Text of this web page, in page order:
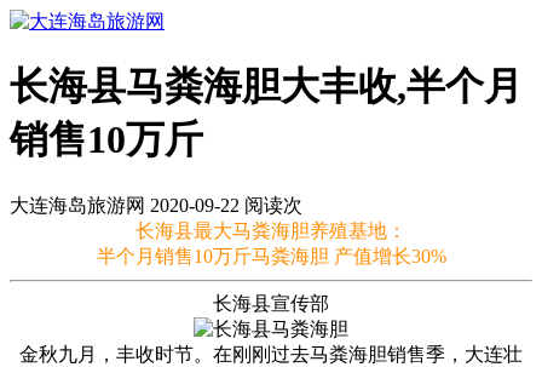
长海县马粪海胆大丰收,半个月
销售10万斤
大连海岛旅游网 2020-09-22 阅读次
长海县最大马粪海胆养殖基地：
半个月销售10万斤马粪海胆 产值增长30%
长海县宣传部
金秋九月，丰收时节。在刚刚过去马粪海胆销售季，大连壮